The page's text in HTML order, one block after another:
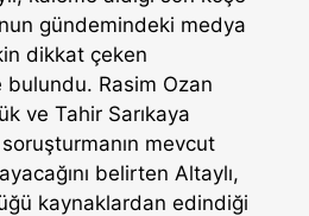
gündemindeki medya
dikkat çeken
Rasim Ozan
ve Tahir Sarıkaya
mevcut
belirten Altaylı,
kaynaklardan edindiği